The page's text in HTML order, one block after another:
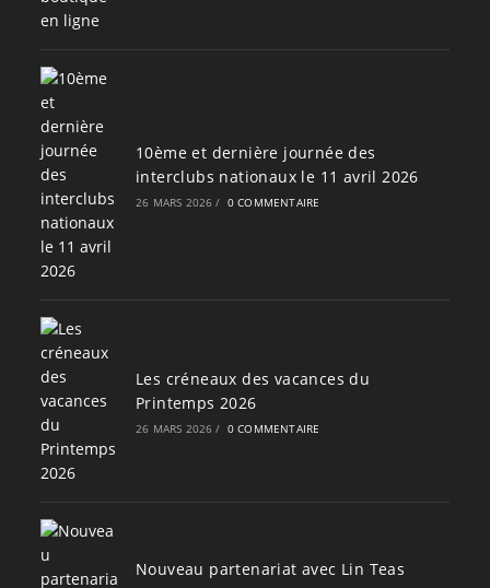
10ème et dernière journée des
interclubs nationaux le 11 avril 2026
26 MARS 2026 / 0 COMMENTAIRE
Les créneaux des vacances du
Printemps 2026
26 MARS 2026 / 0 COMMENTAIRE
Nouveau partenariat avec Lin Teas